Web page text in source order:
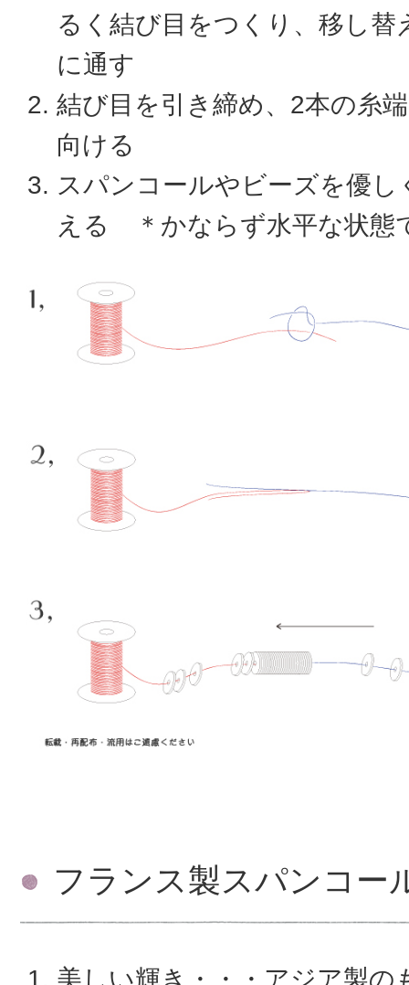
るく結び目をつくり、移し替
に通す
結び目を引き締め、2本の糸
向ける
スパンコールやビーズを優し
える ＊かならず水平な状態
フランス製スパンコー
美しい輝き・・・アジア製の